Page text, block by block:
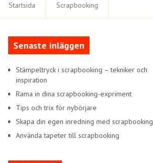
Startsida Scrapbooking
Senaste inläggen
Stämpeltryck i scrapbooking – tekniker och
inspiration
Rama in dina scrapbooking-expriment
Tips och trix för nybörjare
Skapa din egen inredning med scrapbooking
Använda tapeter till scrapbooking